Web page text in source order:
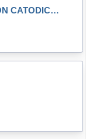
ENGISSAC PROTECCION CATODICA PERU